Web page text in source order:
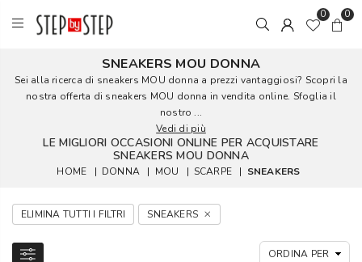
0 0
SNEAKERS MOU DONNA
Sei alla ricerca di sneakers MOU donna a prezzi vantaggiosi? Scopri la
nostra offerta di sneakers MOU donna in vendita online. Sfoglia il
nostro ...
Vedi di più
LE MIGLIORI OCCASIONI ONLINE PER ACQUISTARE
SNEAKERS MOU DONNA
HOME | DONNA | MOU | SCARPE | SNEAKERS
ELIMINA TUTTI I FILTRI SNEAKERS